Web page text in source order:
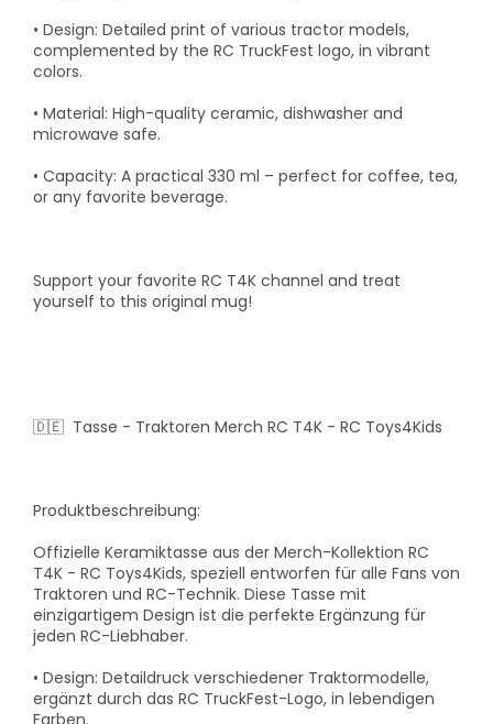
• Design: Detailed print of various tractor models,
complemented by the RC TruckFest logo, in vibrant
colors.
• Material: High-quality ceramic, dishwasher and
microwave safe.
• Capacity: A practical 330 ml – perfect for coffee, tea,
or any favorite beverage.
Support your favorite RC T4K channel and treat
yourself to this original mug!
🇩🇪 Tasse - Traktoren Merch RC T4K - RC Toys4Kids
Produktbeschreibung:
Offizielle Keramiktasse aus der Merch-Kollektion RC
T4K - RC Toys4Kids, speziell entworfen für alle Fans von
Traktoren und RC-Technik. Diese Tasse mit
einzigartigem Design ist die perfekte Ergänzung für
jeden RC-Liebhaber.
• Design: Detaildruck verschiedener Traktormodelle,
ergänzt durch das RC TruckFest-Logo, in lebendigen
Farben.